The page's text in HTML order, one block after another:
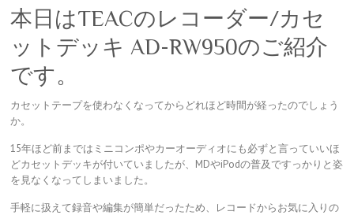
n
t
r
m
b
r
e
a
c
k
t
e
e
r
n
o
t
本日はTEACのレコーダー/カセ
ットデッキ AD-RW950のご紹介
です。
カセットテープを使わなくなってからどれほど時間が経ったのでしょう
か。
15年ほど前まではミニコンポやカーオーディオにも必ずと言っていいほ
どカセットデッキが付いていましたが、MDやiPodの普及ですっかりと姿
を見なくなってしまいました。
手軽に扱えて録音や編集が簡単だったため、レコードからお気に入りの